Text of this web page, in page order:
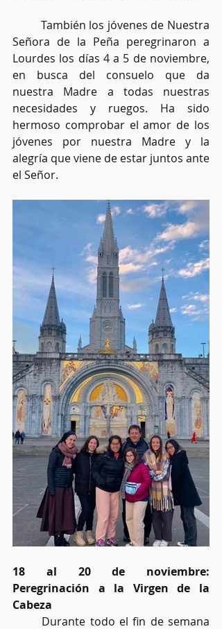
Señora de la Peña peregrinaron a
Lourdes los días 4 a 5 de noviembre,
en busca del consuelo que da
nuestra Madre a todas nuestras
necesidades y ruegos. Ha sido
hermoso comprobar el amor de los
jóvenes por nuestra Madre y la
alegría que viene de estar juntos ante
el Señor.
18 al 20 de noviembre:
Peregrinación a la Virgen de la
Cabeza